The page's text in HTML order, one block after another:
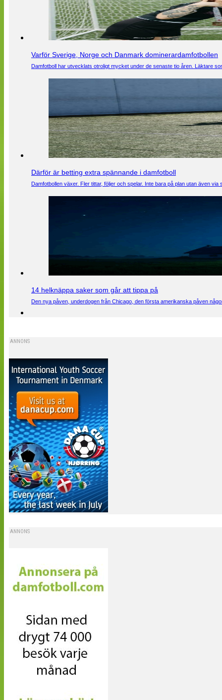
Varför Sverige, Norge och Danmark dominerardamfotbollen
Damfotboll har utvecklats otroligt mycket under de senaste tio åren. Läktare
Därför är betting extra spännande i damfotboll
Damfotbollen växer. Fler tittar, följer och spelar. Inte bara på plan utan även
14 helknäppa saker som går att tippa på
Den nya påven, underdogen från Chicago, den första amerikanska påven
ANNONS
ANNONS